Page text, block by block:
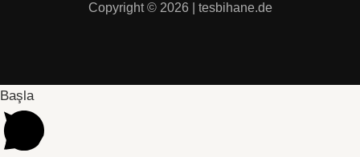
Copyright © 2026 | tesbihane.de
Başla